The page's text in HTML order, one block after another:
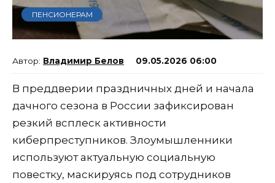
ПЕНСИОНЕРАМ
Владимир Белов 09.05.2026 06:00
В преддверии праздничных дней и начала
дачного сезона в России зафиксирован
резкий всплеск активности
киберпреступников. Злоумышленники
используют актуальную социальную
повестку, маскируясь под сотрудников